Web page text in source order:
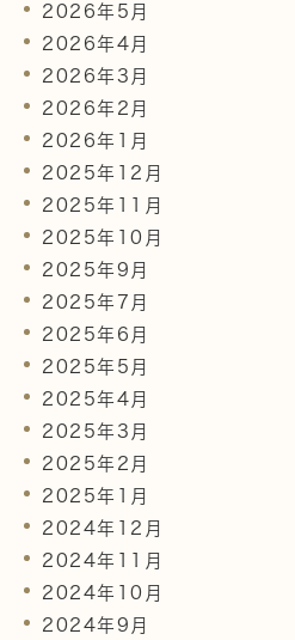
2026年5月
2026年4月
2026年3月
2026年2月
2026年1月
2025年12月
2025年11月
2025年10月
2025年9月
2025年7月
2025年6月
2025年5月
2025年4月
2025年3月
2025年2月
2025年1月
2024年12月
2024年11月
2024年10月
2024年9月